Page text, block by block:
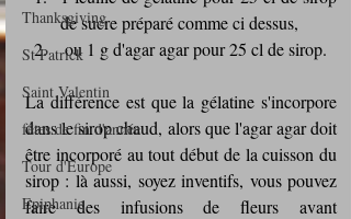
Thanksgiving
St Patrick
Saint Valentin
fêtes de fin d'année
Tour d'Europe
Epiphanie
de sucre préparé comme ci dessus,
ou 1 g d'agar agar pour 25 cl de sirop.
La différence est que la gélatine s'incorpore
dans le sirop chaud, alors que l'agar agar doit
être incorporé au tout début de la cuisson du
sirop : là aussi, soyez inventifs, vous pouvez
faire des infusions de fleurs avant